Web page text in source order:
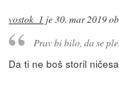
vostok_1 je30. mar 2019
Prav bi bilo, da se
Da ti ne boš storil